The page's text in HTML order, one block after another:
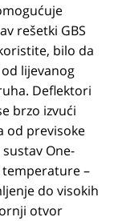
rešetki GBS
bilo da
lijevanog
Deflektori
brzo izvući
od previsoke
One-
–
do visokih
otvor